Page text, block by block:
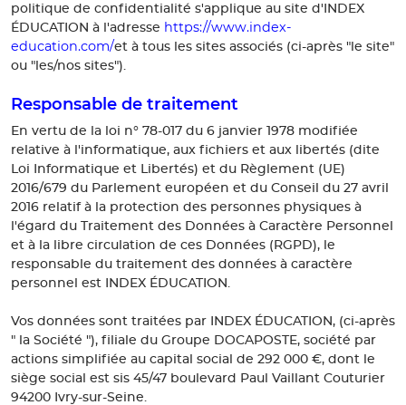
politique de confidentialité s'applique au site d'INDEX
ÉDUCATION à l'adresse https://www.index-
education.com/et à tous les sites associés (ci-après "le site"
ou "les/nos sites").
Responsable de traitement
En vertu de la loi n° 78-017 du 6 janvier 1978 modifiée
relative à l'informatique, aux fichiers et aux libertés (dite
Loi Informatique et Libertés) et du Règlement (UE)
2016/679 du Parlement européen et du Conseil du 27 avril
2016 relatif à la protection des personnes physiques à
l'égard du Traitement des Données à Caractère Personnel
et à la libre circulation de ces Données (RGPD), le
responsable du traitement des données à caractère
personnel est INDEX ÉDUCATION.
Vos données sont traitées par INDEX ÉDUCATION, (ci-après
" la Société "), filiale du Groupe DOCAPOSTE, société par
actions simplifiée au capital social de 292 000 €, dont le
siège social est sis 45/47 boulevard Paul Vaillant Couturier
94200 Ivry-sur-Seine.